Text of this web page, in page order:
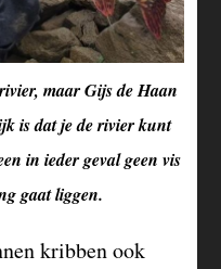
maar Gijs de Haan
is dat je de rivier kunt
in ieder geval geen vis
gaat liggen.
kribben ook